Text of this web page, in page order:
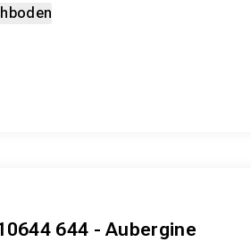
644 - Aubergine